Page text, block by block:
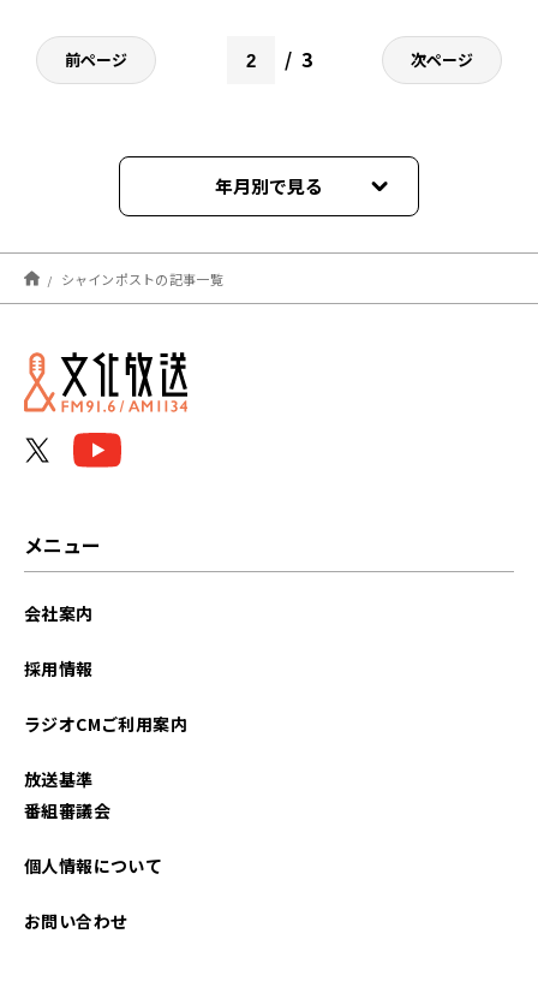
前ページ 3 次ページ
年月別で見る
2022年10月
2022年09月
2022年08月
シャインポストの記事一覧
メニュー
会社案内
採用情報
ラジオCMご利用案内
放送基準
番組審議会
個人情報について
お問い合わせ